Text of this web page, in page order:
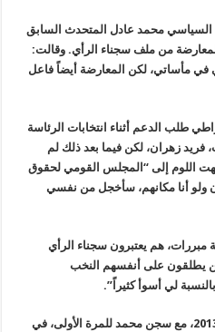
السياسي محمد عادل المتحدث السابق
المعارضة من ملف سجناء الرأي. وقالت:
في مأساتي، لكن المعارضة أيضاً فاعل
طلب الدعم أثناء انتخابات الرئاسة
فريد زهران، لكن فيما بعد ذلك لم
اللوم إلى “المجلس القومي لحقوق
ولو أنا مكانهم، سأخجل من نفسي
مبررات، هم يعتبرون سجناء الرأي
يطلقون على أنفسهم النخب
لي أسوأ كثيراً”.
وبدأت رحلة رفيدة مع السجون عام 2013، مع سجن محمد للمرة الأولى، في